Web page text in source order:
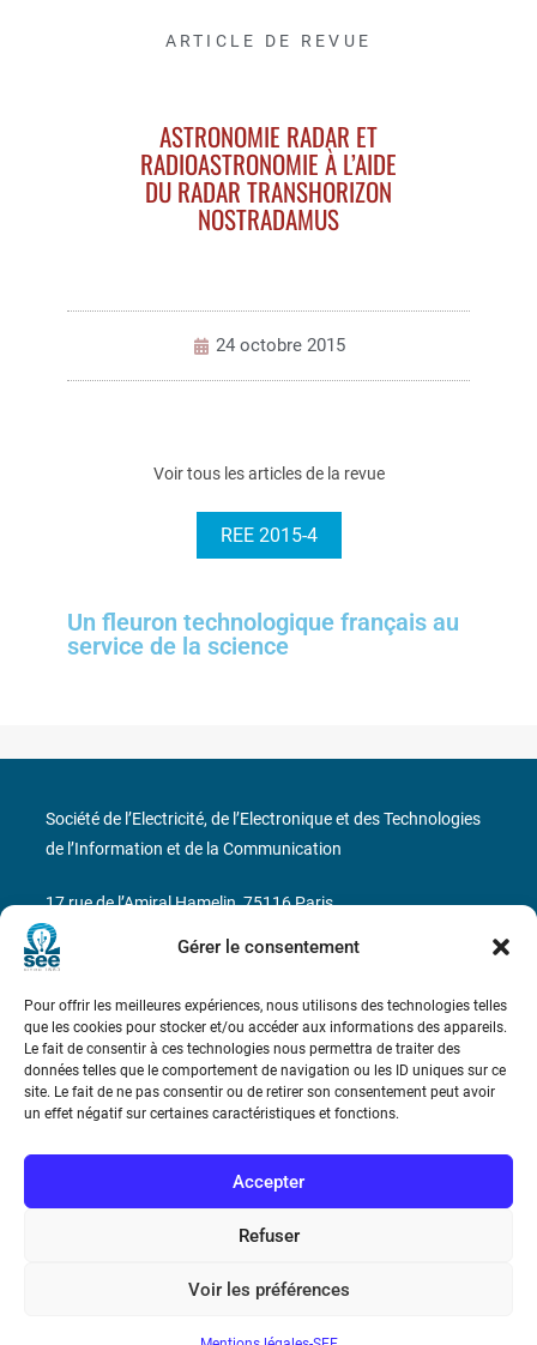
Gérer le consentement
Pour offrir les meilleures expériences, nous utilisons des technologies telles
que les cookies pour stocker et/ou accéder aux informations des appareils.
Le fait de consentir à ces technologies nous permettra de traiter des
données telles que le comportement de navigation ou les ID uniques sur ce
site. Le fait de ne pas consentir ou de retirer son consentement peut avoir
un effet négatif sur certaines caractéristiques et fonctions.
Accepter
Refuser
Voir les préférences
ARTICLE DE REVUE
ASTRONOMIE RADAR ET
RADIOASTRONOMIE À L’AIDE
DU RADAR TRANSHORIZON
NOSTRADAMUS
24 octobre 2015
Voir tous les articles de la revue
REE 2015-4
Un fleuron technologique français au
service de la science
Conditions Générales de Vente
Société de l’Electricité, de l’Electronique et des Technologies
de l’Information et de la Communication
17 rue de l’Amiral Hamelin75116 Paris
Métro : « Boissière » Ligne 6 et « Iéna » Ligne 9
Téléphone : (+33) 1 56 90 37 17
N° de SIREN : 785 393 232, Code APE : 9412Z TVA intra-
communautaire : FR44 785 393 232